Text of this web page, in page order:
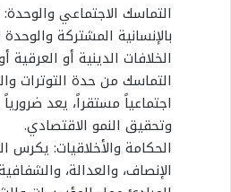
التماسك الاجتماعي
بالإنسانية المشتركة
الخلافات الدينية أو العرقية
التماسك من حدة التوترات
اجتماعياً مستقراً، يعد
وتحقيق النمو الاقتصادي.
الحكامة والأخلاقيات: يكرس
الإنصاف، والعدالة،